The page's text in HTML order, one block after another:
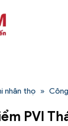
nhân thọ »
PVI